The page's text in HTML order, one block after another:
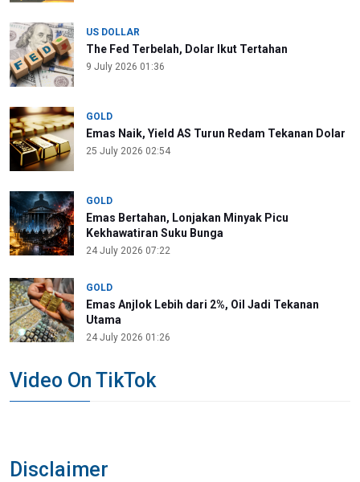
US DOLLAR
The Fed Terbelah, Dolar Ikut Tertahan
9 July 2026 01:36
GOLD
Emas Naik, Yield AS Turun Redam Tekanan Dolar
25 July 2026 02:54
GOLD
Emas Bertahan, Lonjakan Minyak Picu
Kekhawatiran Suku Bunga
24 July 2026 07:22
GOLD
Emas Anjlok Lebih dari 2%, Oil Jadi Tekanan
Utama
24 July 2026 01:26
Video On TikTok
Disclaimer